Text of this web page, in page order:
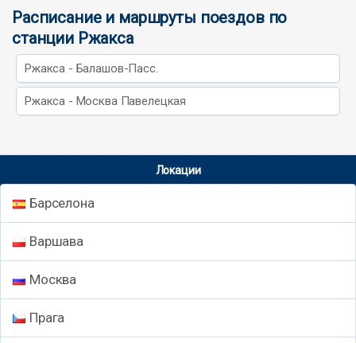
Расписание и маршруты поездов по
станции Ржакса
Ржакса - Балашов-Пасс.
Ржакса - Москва Павелецкая
Локации
Барселона
Варшава
Москва
Прага